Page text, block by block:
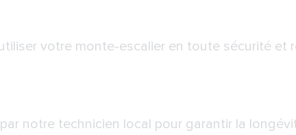
votre monte-escalier en toute sécurité et
notre technicien local pour garantir la